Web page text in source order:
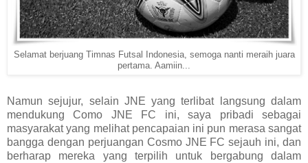
Selamat berjuang Timnas Futsal Indonesia, semoga nanti meraih juara
pertama. Aamiin...
Namun sejujur, selain JNE yang terlibat langsung dalam
mendukung Como JNE FC ini, saya pribadi sebagai
masyarakat yang melihat pencapaian ini pun merasa sangat
bangga dengan perjuangan Cosmo JNE FC sejauh ini, dan
berharap mereka yang terpilih untuk bergabung dalam